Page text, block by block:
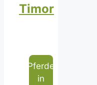
Timor
Pferde
in